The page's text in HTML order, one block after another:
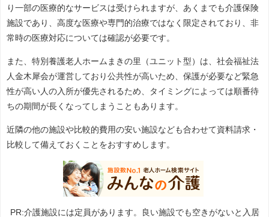
り一部の医療的なサービスは受けられますが、あくまでも介護保険
施設であり、高度な医療や専門的治療ではなく限定されており、非
常時の医療対応については確認が必要です。
また、特別養護老人ホームまきの里（ユニット型）は、社会福祉法
人金木犀会が運営しており公共性が高いため、保護が必要など緊急
性が高い人の入所が優先されるため、タイミングによっては順番待
ちの期間が長くなってしまうこともあります。
近隣の他の施設や比較的費用の安い施設なども合わせて資料請求・
比較して備えておくことをおすすめします。
PR:介護施設には定員があります。良い施設でも空きがないと入居